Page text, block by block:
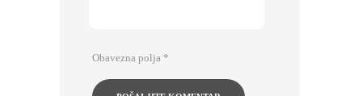
Obavezna polja *